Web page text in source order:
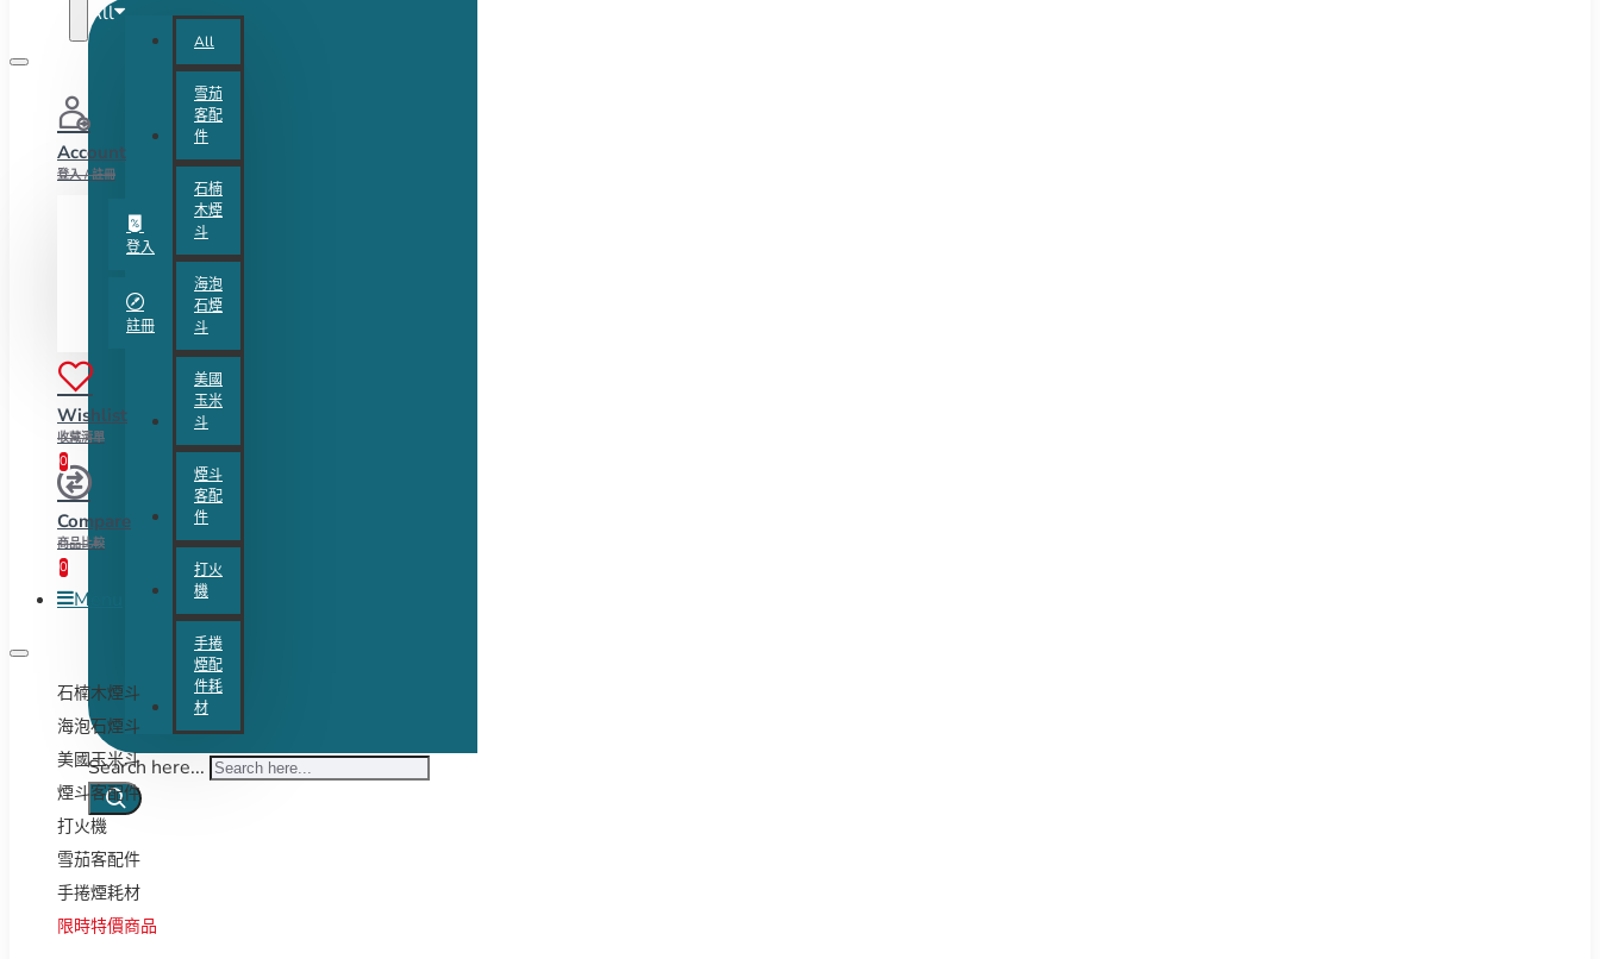
All
All
雪茄
客配
件
石楠
木煙
斗
海泡
石煙
斗
美國
玉米
斗
煙斗
客配
件
打火
機
手捲
煙配
件耗
材
Search here...
Account
登入 / 註冊
登入
註冊
Wishlist
收藏清單
0
Compare
商品比較
0
Menu
石楠木煙斗
海泡石煙斗
美國玉米斗
煙斗客配件
打火機
雪茄客配件
手捲煙耗材
限時特價商品